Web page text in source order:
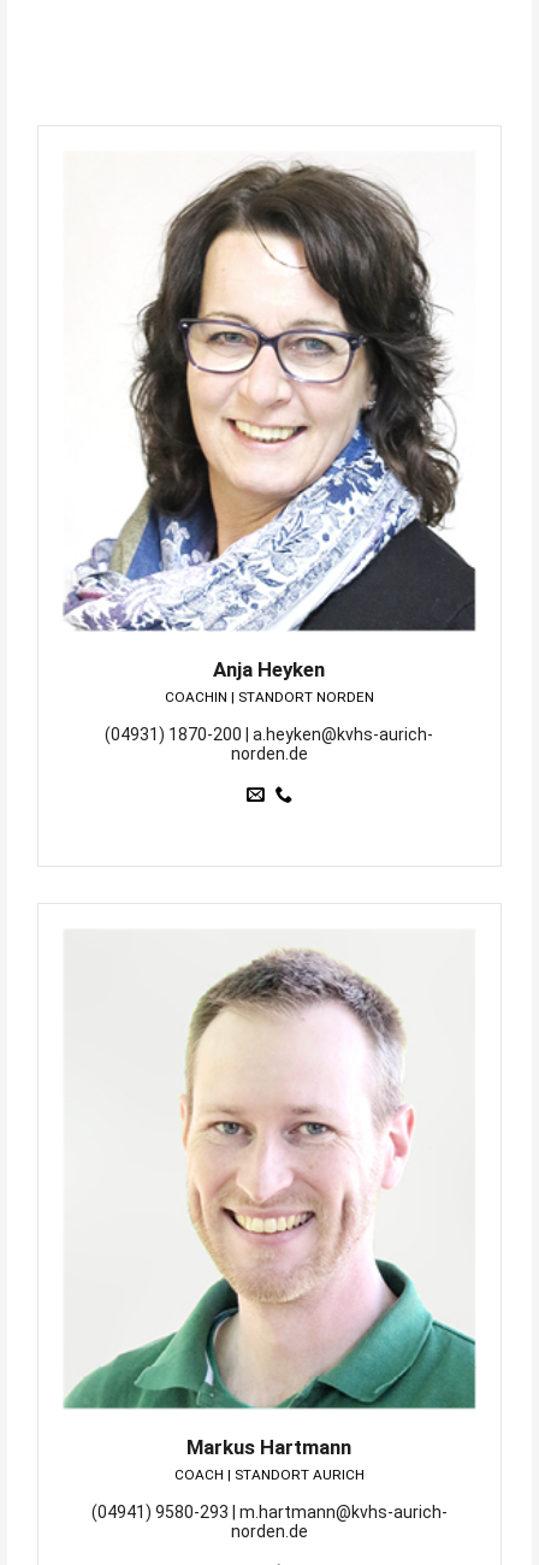
Anja Heyken
COACHIN | STANDORT NORDEN
(04931) 1870-200 | a.heyken@kvhs-aurich-
norden.de
Markus Hartmann
COACH | STANDORT AURICH
(04941) 9580-293 | m.hartmann@kvhs-aurich-
norden.de